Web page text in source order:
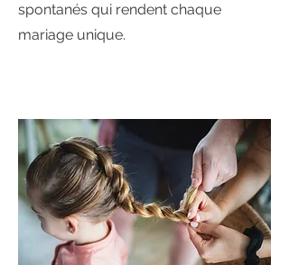
spontanés qui rendent chaque
mariage unique.